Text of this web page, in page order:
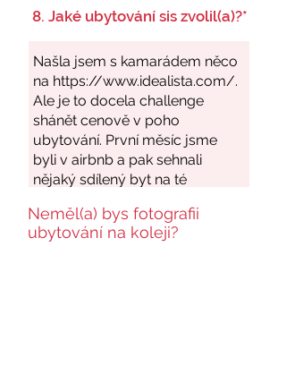
8. Jaké ubytování sis zvolil(a)?*
Neměl(a) bys fotografii
ubytování na koleji?